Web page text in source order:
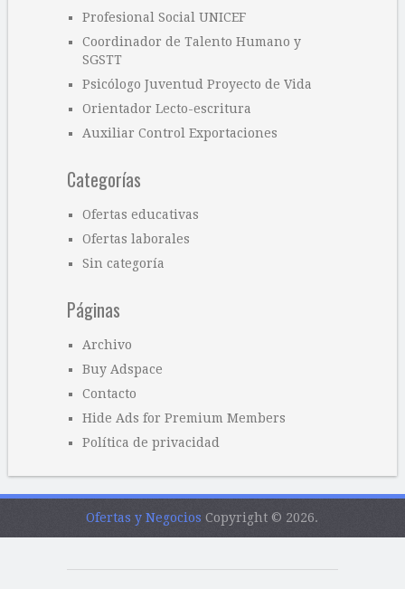
Profesional Social UNICEF
Coordinador de Talento Humano y
SGSTT
Psicólogo Juventud Proyecto de Vida
Orientador Lecto-escritura
Auxiliar Control Exportaciones
Categorías
Ofertas educativas
Ofertas laborales
Sin categoría
Páginas
Archivo
Buy Adspace
Contacto
Hide Ads for Premium Members
Política de privacidad
Ofertas y Negocios Copyright © 2026.